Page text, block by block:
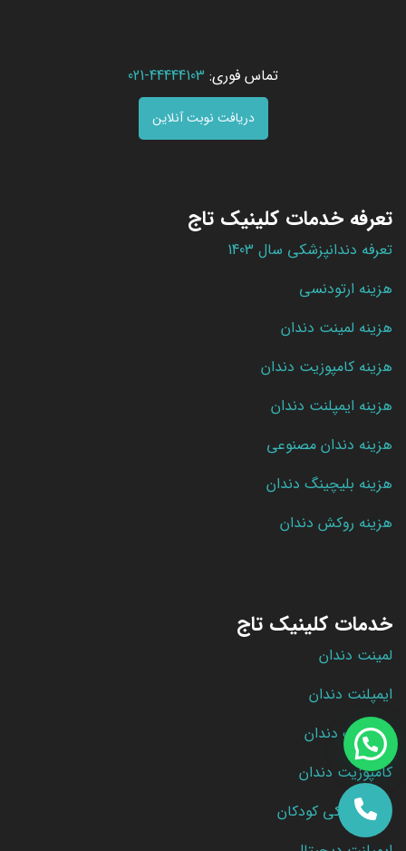
تماس فوری: 44444103-021
دریافت نوبت آنلاین
تعرفه خدمات کلینیک تاج
تعرفه دندانپزشکی سال 1403
هزینه ارتودنسی
هزینه لمینت دندان
هزینه کامپوزیت دندان
هزینه ایمپلنت دندان
هزینه دندان مصنوعی
هزینه بلیچینگ دندان
هزینه روکش دندان
خدمات کلینیک تاج
لمینت دندان
ایمپلنت دندان
بلیچینگ دندان
کامپوزیت دندان
دندانپزشکی کودکان